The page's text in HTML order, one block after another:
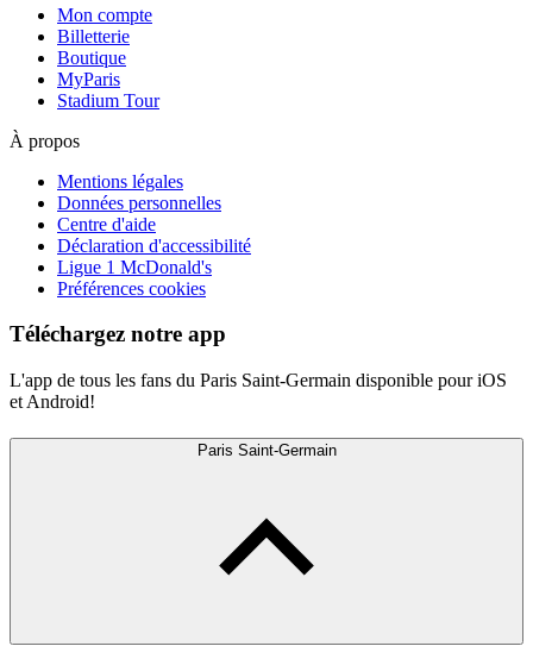
Mon compte
Billetterie
Boutique
MyParis
Stadium Tour
À propos
Mentions légales
Données personnelles
Centre d'aide
Déclaration d'accessibilité
Ligue 1 McDonald's
Préférences cookies
Téléchargez notre app
L'app de tous les fans du Paris Saint-Germain disponible pour iOS
et Android!
Paris Saint-Germain